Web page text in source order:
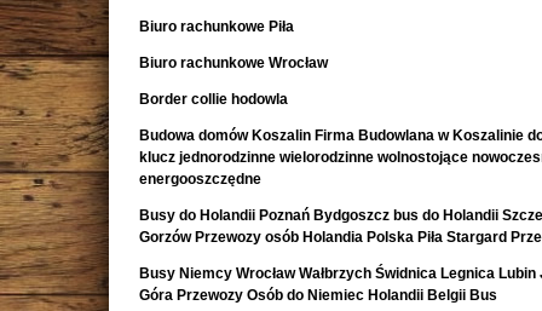
Biuro rachunkowe Piła
Biuro rachunkowe Wrocław
Border collie hodowla
Budowa domów Koszalin Firma Budowlana w Koszalinie
klucz jednorodzinne wielorodzinne wolnostojące
energooszczędne
Busy do Holandii Poznań Bydgoszcz bus do Holandii
Gorzów Przewozy osób Holandia Polska Piła Stargard
Busy Niemcy Wrocław Wałbrzych Świdnica Legnica Lubin
Góra Przewozy Osób do Niemiec Holandii Belgii Bus